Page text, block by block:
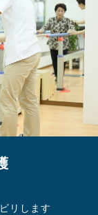
リします